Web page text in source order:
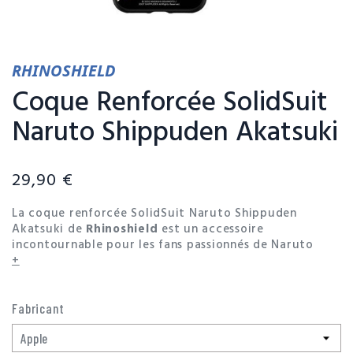
RHINOSHIELD
Coque Renforcée SolidSuit
Naruto Shippuden Akatsuki
29,90 €
La coque renforcée SolidSuit Naruto Shippuden
Akatsuki de Rhinoshield est un accessoire
incontournable pour les fans passionnés de Naruto
Shippuden. Cette coque offre une protection
absorbants les chocs et des motifs en nid d'abeille
pour disperser l'énergie d'impact, offrant ainsi une
protection supérieure contre les chutes et les chocs
+
Fabricant